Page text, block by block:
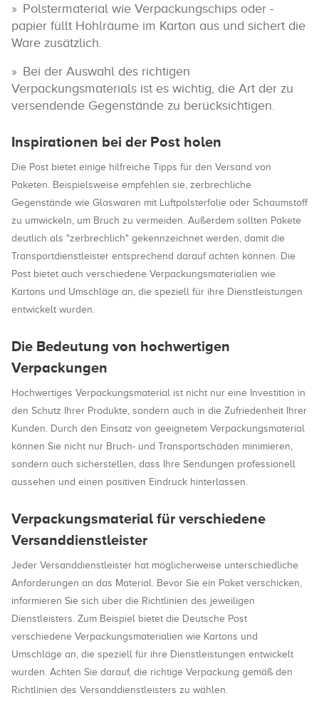
Polstermaterial wie Verpackungschips oder -
papier füllt Hohlräume im Karton aus und sichert die
Ware zusätzlich.
Bei der Auswahl des richtigen
Verpackungsmaterials ist es wichtig, die Art der zu
versendende Gegenstände zu berücksichtigen.
Inspirationen bei der Post holen
Die Post bietet einige hilfreiche Tipps für den Versand von
Paketen. Beispielsweise empfehlen sie, zerbrechliche
Gegenstände wie Glaswaren mit Luftpolsterfolie oder Schaumstoff
zu umwickeln, um Bruch zu vermeiden. Außerdem sollten Pakete
deutlich als "zerbrechlich" gekennzeichnet werden, damit die
Transportdienstleister entsprechend darauf achten können. Die
Post bietet auch verschiedene Verpackungsmaterialien wie
Kartons und Umschläge an, die speziell für ihre Dienstleistungen
entwickelt wurden.
Die Bedeutung von hochwertigen
Verpackungen
Hochwertiges Verpackungsmaterial ist nicht nur eine Investition in
den Schutz Ihrer Produkte, sondern auch in die Zufriedenheit Ihrer
Kunden. Durch den Einsatz von geeignetem Verpackungsmaterial
können Sie nicht nur Bruch- und Transportschäden minimieren,
sondern auch sicherstellen, dass Ihre Sendungen professionell
aussehen und einen positiven Eindruck hinterlassen.
Verpackungsmaterial für verschiedene
Versanddienstleister
Jeder Versanddienstleister hat möglicherweise unterschiedliche
Anforderungen an das Material. Bevor Sie ein Paket verschicken,
informieren Sie sich über die Richtlinien des jeweiligen
Dienstleisters. Zum Beispiel bietet die Deutsche Post
verschiedene Verpackungsmaterialien wie Kartons und
Umschläge an, die speziell für ihre Dienstleistungen entwickelt
wurden. Achten Sie darauf, die richtige Verpackung gemäß den
Richtlinien des Versanddienstleisters zu wählen.